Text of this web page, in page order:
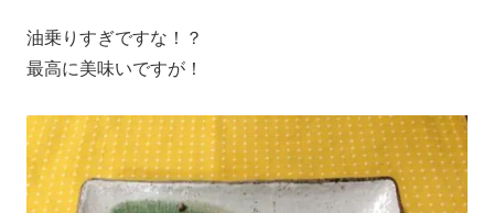
油乗りすぎですな！？
最高に美味いですが！